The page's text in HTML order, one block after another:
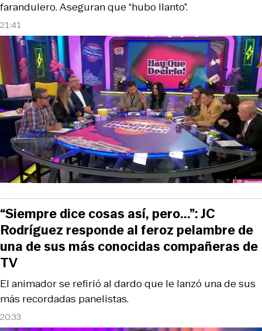
21:41
farandulero. Aseguran que “hubo llanto”.
20:33
El animador se refirió al dardo que le lanzó una de sus
más recordadas panelistas.
“Siempre dice cosas así, pero...”: JC
Rodríguez responde al feroz pelambre de
una de sus más conocidas compañeras de
TV